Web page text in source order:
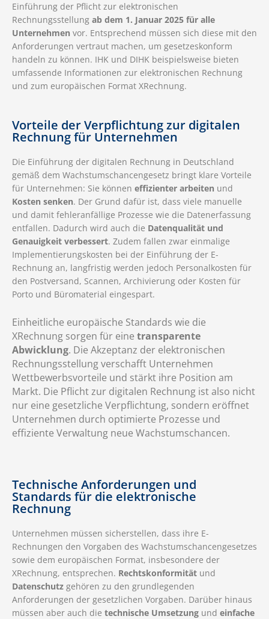
Einführung der Pflicht zur elektronischen
Rechnungsstellung ab dem 1. Januar 2025 für alle
Unternehmen vor. Entsprechend müssen sich diese mit den
Anforderungen vertraut machen, um gesetzeskonform
handeln zu können. IHK und DIHK beispielsweise bieten
umfassende Informationen zur elektronischen Rechnung
und zum europäischen Format XRechnung.
Vorteile der Verpflichtung zur digitalen
Rechnung für Unternehmen
Die Einführung der digitalen Rechnung in Deutschland
gemäß dem Wachstumschancengesetz bringt klare Vorteile
für Unternehmen: Sie können effizienter arbeiten und
Kosten senken. Der Grund dafür ist, dass viele manuelle
und damit fehleranfällige Prozesse wie die Datenerfassung
entfallen. Dadurch wird auch die Datenqualität und
Genauigkeit verbessert. Zudem fallen zwar einmalige
Implementierungskosten bei der Einführung der E-
Rechnung an, langfristig werden jedoch Personalkosten für
den Postversand, Scannen, Archivierung oder Kosten für
Porto und Büromaterial eingespart.
Einheitliche europäische Standards wie die
XRechnung sorgen für eine transparente
Abwicklung. Die Akzeptanz der elektronischen
Rechnungsstellung verschafft Unternehmen
Wettbewerbsvorteile und stärkt ihre Position am
Markt. Die Pflicht zur digitalen Rechnung ist also nicht
nur eine gesetzliche Verpflichtung, sondern eröffnet
Unternehmen durch optimierte Prozesse und
effiziente Verwaltung neue Wachstumschancen.
Technische Anforderungen und
Standards für die elektronische
Rechnung
Unternehmen müssen sicherstellen, dass ihre E-
Rechnungen den Vorgaben des Wachstumschancengesetzes
sowie dem europäischen Format, insbesondere der
XRechnung, entsprechen. Rechtskonformität und
Datenschutz gehören zu den grundlegenden
Anforderungen der gesetzlichen Vorgaben. Darüber hinaus
müssen aber auch die technische Umsetzung und einfache